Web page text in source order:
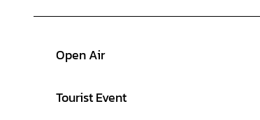
Open Air
Tourist Event